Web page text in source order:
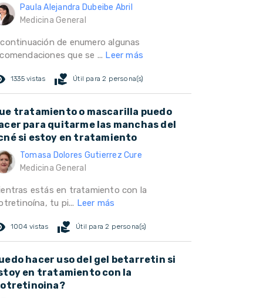
Paula Alejandra Dubeibe Abril
Medicina General
de enumero algunas
que se ... Leer más
1335 vistas volunteer_activism Útil para 2 persona(s)
tratamiento o mascarilla puedo
para quitarme las manchas del
si estoy en tratamiento
Tomasa Dolores Gutierrez Cure
Medicina General
estás en tratamiento con la
tu pi... Leer más
1004 vistas volunteer_activism Útil para 2 persona(s)
hacer uso del gel betarretin si
en tratamiento con la